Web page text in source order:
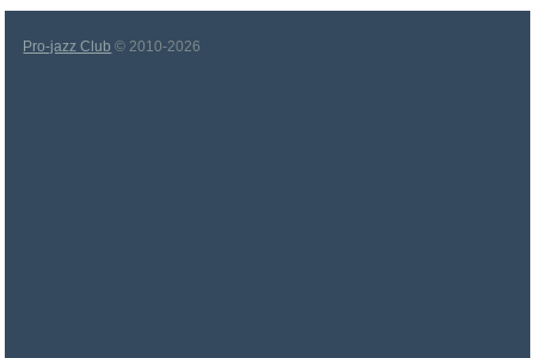
Pro-jazz Club © 2010-2026